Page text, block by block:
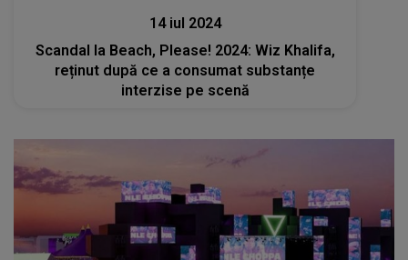
14 iul 2024
Scandal la Beach, Please! 2024: Wiz Khalifa,
reținut după ce a consumat substanțe
interzise pe scenă